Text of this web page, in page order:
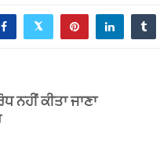
ਨਹੀਂ ਕੀਤਾ ਜਾਣਾ